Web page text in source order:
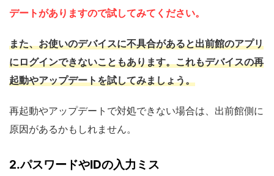
デートがありますので試してみてください。
また、お使いのデバイスに不具合があると出前館のアプリ
にログインできないこともあります。これもデバイスの再
起動やアップデートを試してみましょう。
再起動やアップデートで対処できない場合は、出前館側に
原因があるかもしれません。
2.パスワードやIDの入力ミス